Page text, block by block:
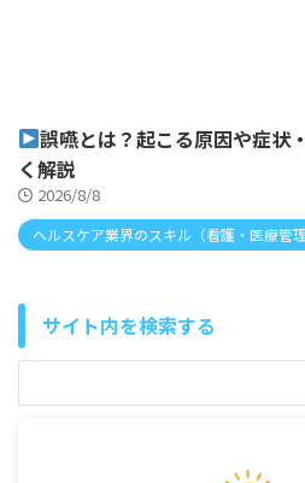
誤嚥とは？起こる原因や症状
く解説
2026/8/8
ヘルスケア業界のスキル（看護・医療管理
サイト内を検索する